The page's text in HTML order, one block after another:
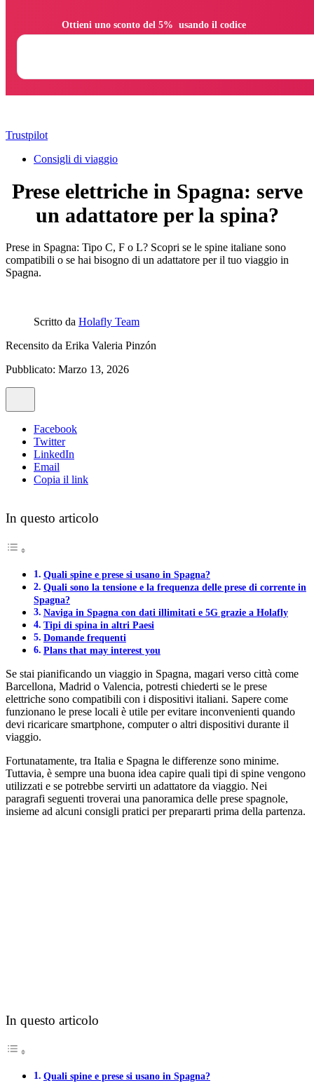
Trustpilot
Consigli di viaggio
Prese elettriche in Spagna: serve
un adattatore per la spina?
Prese in Spagna: Tipo C, F o L? Scopri se le spine italiane sono
compatibili o se hai bisogno di un adattatore per il tuo viaggio in
Spagna.
Scritto da Holafly Team
Recensito da Erika Valeria Pinzón
Pubblicato: Marzo 13, 2026
Facebook
Twitter
LinkedIn
Email
Copia il link
In questo articolo
Quali spine e prese si usano in Spagna?
Quali sono la tensione e la frequenza delle prese di corrente in
Spagna?
Naviga in Spagna con dati illimitati e 5G grazie a Holafly
Tipi di spina in altri Paesi
Domande frequenti
Plans that may interest you
Se stai pianificando un viaggio in Spagna, magari verso città come
Barcellona, Madrid o Valencia, potresti chiederti se le prese
elettriche sono compatibili con i dispositivi italiani. Sapere come
funzionano le prese locali è utile per evitare inconvenienti quando
devi ricaricare smartphone, computer o altri dispositivi durante il
viaggio.
Fortunatamente, tra Italia e Spagna le differenze sono minime.
Tuttavia, è sempre una buona idea capire quali tipi di spine vengono
utilizzati e se potrebbe servirti un adattatore da viaggio. Nei
paragrafi seguenti troverai una panoramica delle prese spagnole,
insieme ad alcuni consigli pratici per prepararti prima della partenza.
In questo articolo
Quali spine e prese si usano in Spagna?